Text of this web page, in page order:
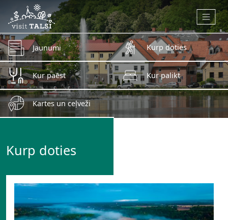
Skip to main content
Jaunumi Kurp doties
Kur paēst Kur palikt
Kartes un ceļveži
Kurp doties